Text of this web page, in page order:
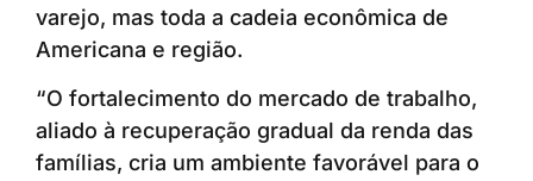
varejo, mas toda a cadeia econômica de
Americana e região.
“O fortalecimento do mercado de trabalho,
aliado à recuperação gradual da renda das
famílias, cria um ambiente favorável para o